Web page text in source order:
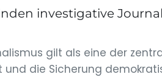
investigative
gilt als eine der
und die Sicherung